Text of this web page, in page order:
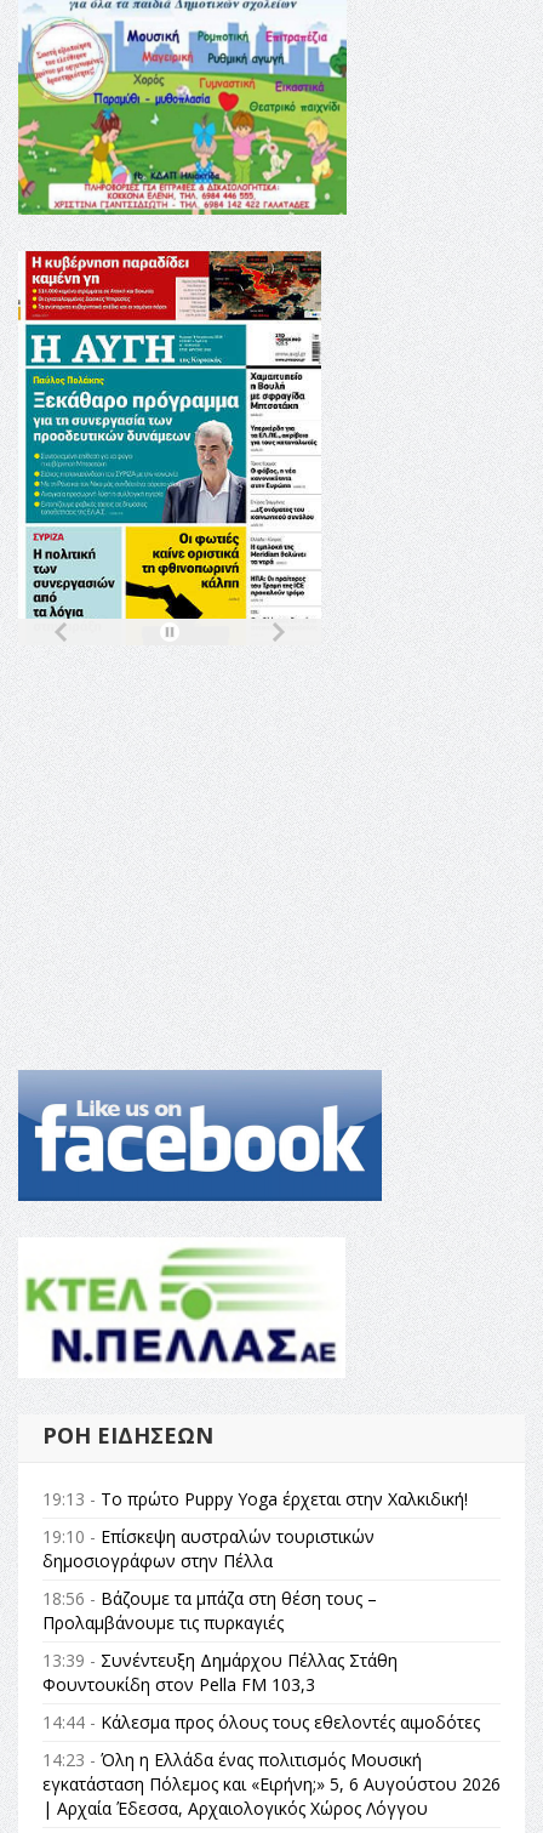
ΡΟΉ ΕΙΔΉΣΕΩΝ
19:13 - Το πρώτο Puppy Yoga έρχεται στην Χαλκιδική!
19:10 - Επίσκεψη αυστραλών τουριστικών
δημοσιογράφων στην Πέλλα
18:56 - Βάζουμε τα μπάζα στη θέση τους –
Προλαμβάνουμε τις πυρκαγιές
13:39 - Συνέντευξη Δημάρχου Πέλλας Στάθη
Φουντουκίδη στον Pella FM 103,3
14:44 - Κάλεσμα προς όλους τους εθελοντές αιμοδότες
14:23 - Όλη η Ελλάδα ένας πολιτισμός Μουσική
εγκατάσταση Πόλεμος και «Ειρήνη;» 5, 6 Αυγούστου 2026
| Αρχαία Έδεσσα, Αρχαιολογικός Χώρος Λόγγου